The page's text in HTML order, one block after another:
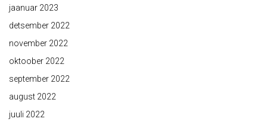
jaanuar 2023
detsember 2022
november 2022
oktoober 2022
september 2022
august 2022
juuli 2022